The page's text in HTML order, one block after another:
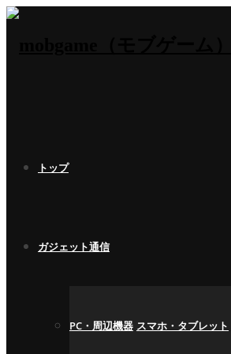
トップ
ガジェット通信
PC・周辺機器 スマホ・タブレット